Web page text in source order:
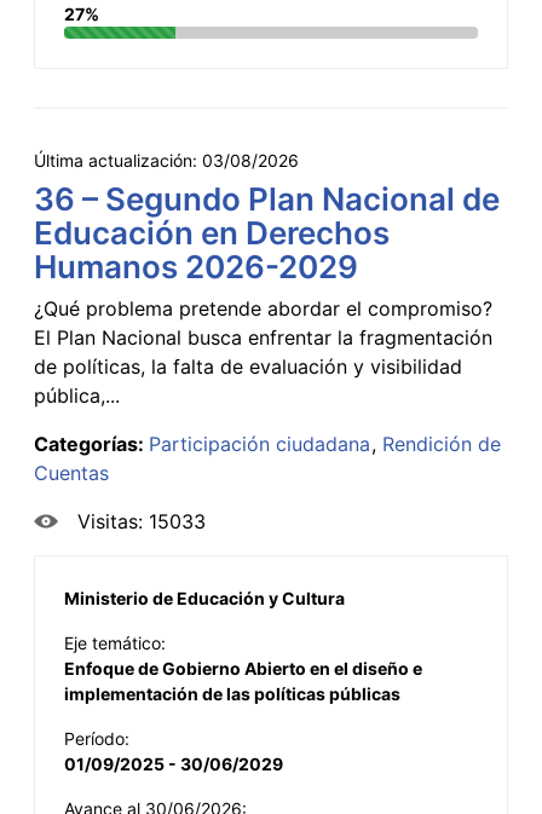
27%
Última actualización: 03/08/2026
36 – Segundo Plan Nacional de
Educación en Derechos
Humanos 2026-2029
¿Qué problema pretende abordar el compromiso?
El Plan Nacional busca enfrentar la fragmentación
de políticas, la falta de evaluación y visibilidad
pública,...
Categorías: Participación ciudadana Rendición de
Cuentas
Visitas: 15033
Ministerio de Educación y Cultura
Eje temático:
Enfoque de Gobierno Abierto en el diseño e
implementación de las políticas públicas
Período:
01/09/2025 - 30/06/2029
Avance al 30/06/2026: